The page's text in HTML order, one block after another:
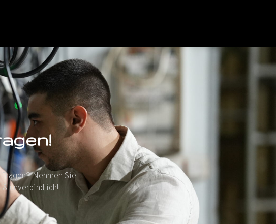
Nehmen Sie
unverbindlich!